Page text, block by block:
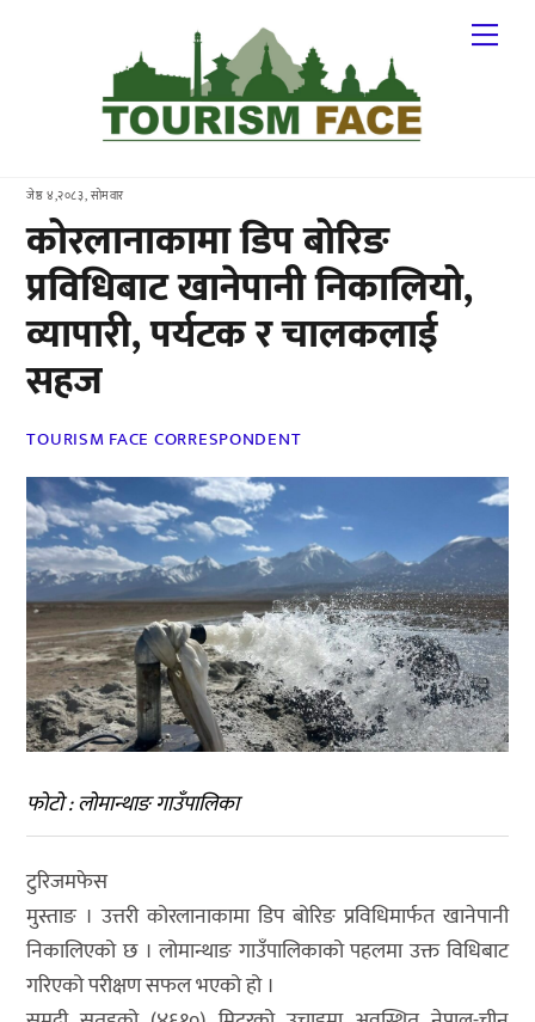
जेष्ठ ४,२०८३, सोमवार
कोरलानाकामा डिप बोरिङ
प्रविधिबाट खानेपानी निकालियो,
व्यापारी, पर्यटक र चालकलाई
सहज
TOURISM FACE CORRESPONDENT
फोटो : लोमान्थाङ गाउँपालिका
टुरिजमफेस
मुस्ताङ । उत्तरी कोरलानाकामा डिप बोरिङ प्रविधिमार्फत खानेपानी
निकालिएको छ । लोमान्थाङ गाउँपालिकाको पहलमा उक्त विधिबाट
गरिएको परीक्षण सफल भएको हो ।